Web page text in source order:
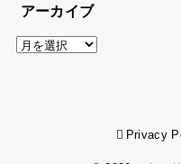
アーカイブ
ア
Privacy